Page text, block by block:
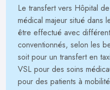
Le transfert vers Hôpital
médical majeur situé dans
être effectué avec
conventionnés, selon les
soit pour un transfert en
VSL pour des soins
pour des patients à